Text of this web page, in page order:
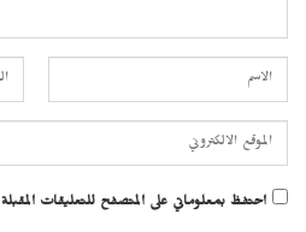
احتفظ بمعلوماتي على المتصفح للتعليقات المقبلة